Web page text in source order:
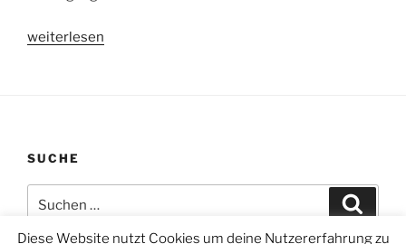
„Smartmob
weiterlesen
SUCHE
nach:
Diese Website nutzt Cookies um deine Nutzererfahrung zu